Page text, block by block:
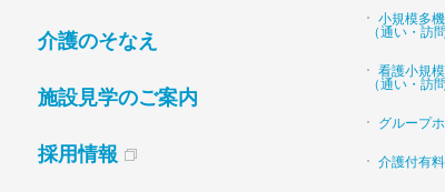
介護のそなえ
施設見学のご案内
採用情報
小規模多
（通い・訪
看護小規
（通い・訪
グループ
介護付有